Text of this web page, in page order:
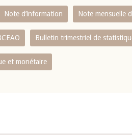
Note d’information Note mensuelle
Bulletin trimestriel de
et monétaire